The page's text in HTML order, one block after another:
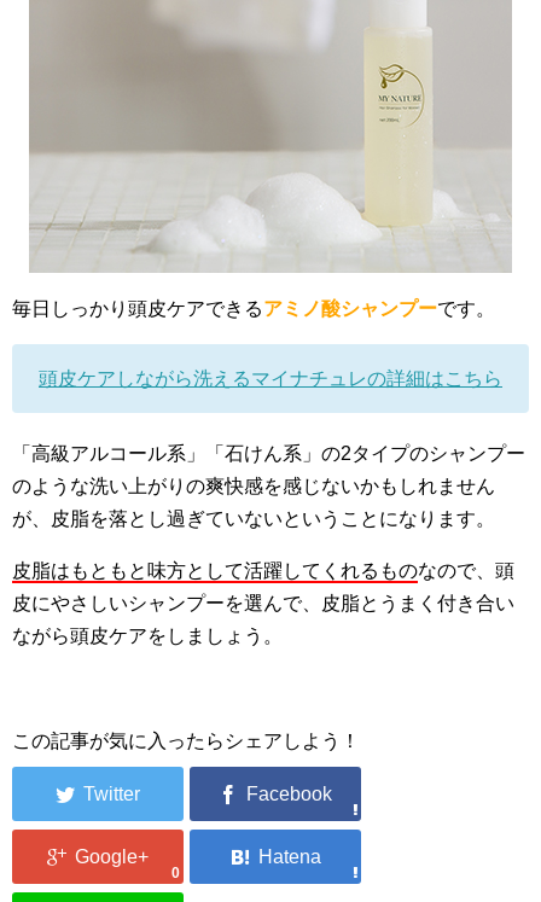
毎日しっかり頭皮ケアできるアミノ酸シャンプーです。
頭皮ケアしながら洗えるマイナチュレの詳細はこちら
「高級アルコール系」「石けん系」の2タイプのシャンプー
のような洗い上がりの爽快感を感じないかもしれません
が、皮脂を落とし過ぎていないということになります。
皮脂はもともと味方として活躍してくれるものなので、頭
皮にやさしいシャンプーを選んで、皮脂とうまく付き合い
ながら頭皮ケアをしましょう。
この記事が気に入ったらシェアしよう！
0